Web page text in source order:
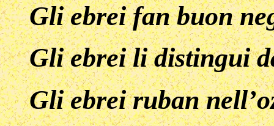
Gli ebrei fan buon
Gli ebrei li distingui
Gli ebrei ruban